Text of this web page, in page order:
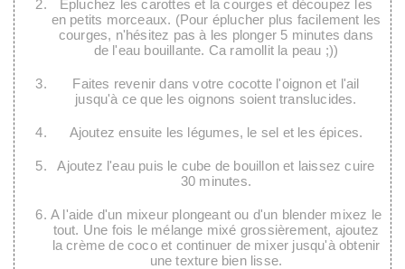
Epluchez les carottes et la courges et découpez les
en petits morceaux. (Pour éplucher plus facilement les
courges, n'hésitez pas à les plonger 5 minutes dans
de l'eau bouillante. Ca ramollit la peau ;))
Faites revenir dans votre cocotte l'oignon et l'ail
jusqu'à ce que les oignons soient translucides.
Ajoutez ensuite les légumes, le sel et les épices.
Ajoutez l'eau puis le cube de bouillon et laissez cuire
30 minutes.
A l'aide d'un mixeur plongeant ou d'un blender mixez le
tout. Une fois le mélange mixé grossièrement, ajoutez
la crème de coco et continuer de mixer jusqu'à obtenir
une texture bien lisse.